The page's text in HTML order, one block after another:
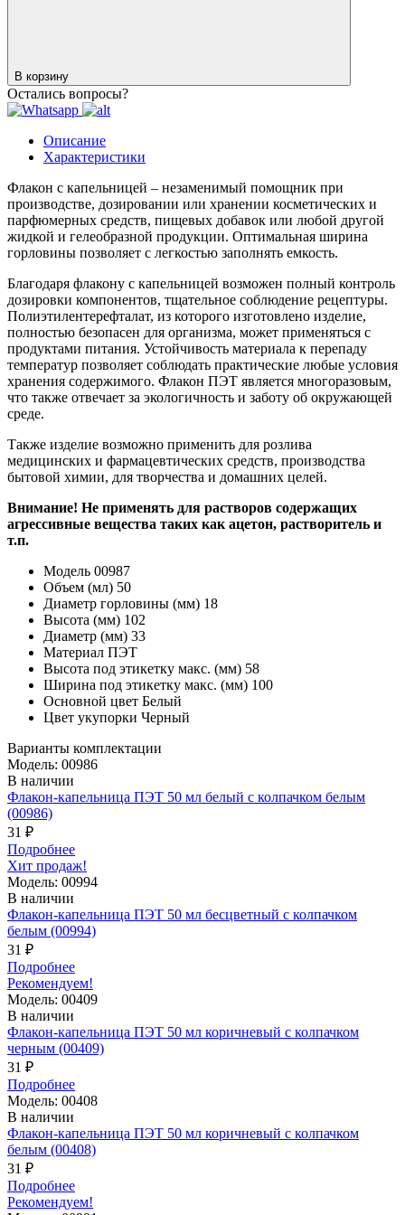
В корзину
Остались вопросы?
Описание
Характеристики
Флакон с капельницей – незаменимый помощник при
производстве, дозировании или хранении косметических и
парфюмерных средств, пищевых добавок или любой другой
жидкой и гелеобразной продукции. Оптимальная ширина
горловины позволяет с легкостью заполнять емкость.
Благодаря флакону с капельницей возможен полный контроль
дозировки компонентов, тщательное соблюдение рецептуры.
Полиэтилентерефталат, из которого изготовлено изделие,
полностью безопасен для организма, может применяться с
продуктами питания. Устойчивость материала к перепаду
температур позволяет соблюдать практические любые условия
хранения содержимого. Флакон ПЭТ является многоразовым,
что также отвечает за экологичность и заботу об окружающей
среде.
Также изделие возможно применить для розлива
медицинских и фармацевтических средств, производства
бытовой химии, для творчества и домашних целей.
Внимание! Не применять для растворов содержащих
агрессивные вещества таких как ацетон, растворитель и
т.п.
Модель 00987
Объем (мл) 50
Диаметр горловины (мм) 18
Высота (мм) 102
Диаметр (мм) 33
Материал ПЭТ
Высота под этикетку макс. (мм) 58
Ширина под этикетку макс. (мм) 100
Основной цвет Белый
Цвет укупорки Черный
Варианты комплектации
Модель: 00986
В наличии
Флакон-капельница ПЭТ 50 мл белый с колпачком белым
(00986)
31 ₽
Подробнее
Хит продаж!
Модель: 00994
В наличии
Флакон-капельница ПЭТ 50 мл бесцветный с колпачком
белым (00994)
31 ₽
Подробнее
Рекомендуем!
Модель: 00409
В наличии
Флакон-капельница ПЭТ 50 мл коричневый с колпачком
черным (00409)
31 ₽
Подробнее
Модель: 00408
В наличии
Флакон-капельница ПЭТ 50 мл коричневый с колпачком
белым (00408)
31 ₽
Подробнее
Рекомендуем!